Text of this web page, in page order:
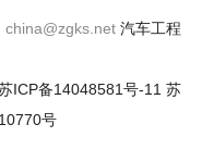
china@zgks.net汽车工程
ICP备14048581号-11 苏
号